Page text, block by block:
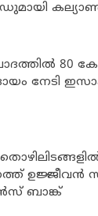
80
നേടി
ഉജ്ജീവൻ
ബാങ്ക്